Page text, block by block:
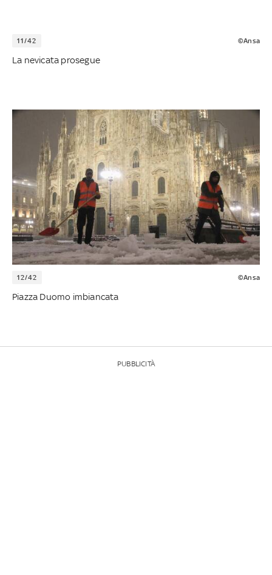
11/42 ©Ansa
La nevicata prosegue
12/42 ©Ansa
Piazza Duomo imbiancata
PUBBLICITÀ